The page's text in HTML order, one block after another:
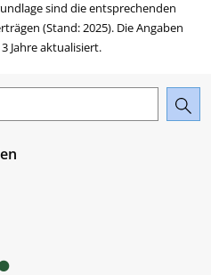
sind die entsprechenden
(Stand: 2025). Die Angaben
Jahre aktualisiert.